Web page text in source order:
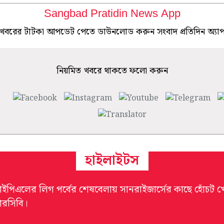
Sangbad Pratidin News App
টাটকা আপডেট পেতে ডাউনলোড করুন সংবাদ প্রতিদিন
নিয়মিত খবরে থাকতে ফলো করুন
হাইলাইটস
লিগ পর্বের শেষবেলায় সানরাইজার্সের কাছে হোঁচট